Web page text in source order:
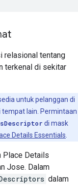
relasional tentang
terkenal di sekitar
untuk pelanggan di
tempat lain. Permintaan
di mask
Details Essentials
Place Details
Jose. Dalam
dalam